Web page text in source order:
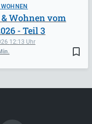
bookmark_border
12:13
Wohnen vom
- Teil 3